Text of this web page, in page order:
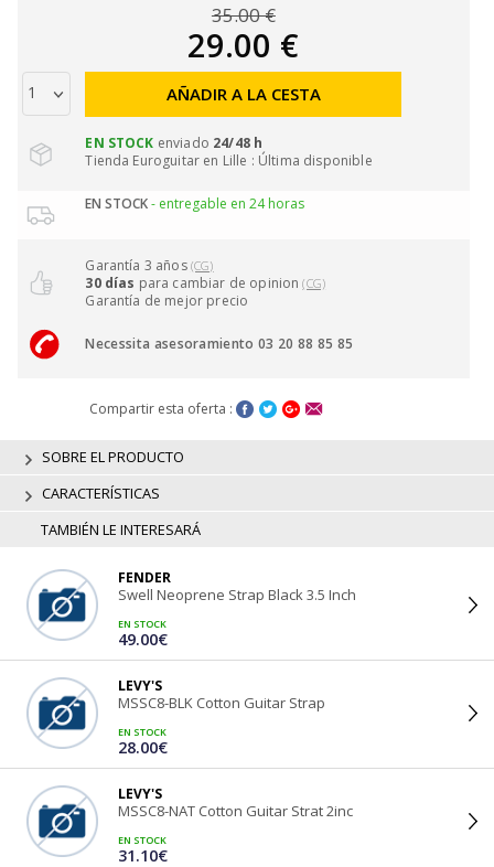
35.00 €
29.00 €
AÑADIR A LA CESTA
EN STOCK enviado 24/48 h
Tienda Euroguitar en Lille : Última disponible
EN STOCK- entregable en 24 horas
Garantía 3 años (CG)
30 días para cambiar de opinion(CG)
Garantía de mejor precio
Necessita asesoramiento 03 20 88 85 85
Compartir esta oferta :
SOBRE EL PRODUCTO
CARACTERÍSTICAS
TAMBIÉN LE INTERESARÁ
FENDER
Swell Neoprene Strap Black 3.5 Inch
EN STOCK
49.00€
LEVY'S
MSSC8-BLK Cotton Guitar Strap
EN STOCK
28.00€
LEVY'S
MSSC8-NAT Cotton Guitar Strat 2inc
EN STOCK
31.10€